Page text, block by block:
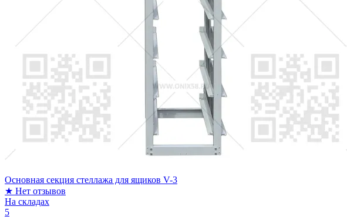
Основная секция стеллажа для ящиков V-3
★ Нет отзывов
На складах
5